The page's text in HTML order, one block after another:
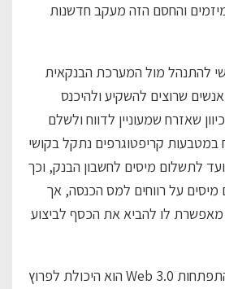
והחסם הזה מעקב חדשנות
להתנהל מול המערכת הבנקאית
שרוצים להשקיע ולהיכנס
שאזרח שמעוניין לדווח ולשלם
במטבעות קריפטוגרפים נתקל בקושי
לתשלום מיסים לחשבון הבנק, וכך
על רווחים למס הכנסה, אך
לו להביא את הכסף לביצוע
אתגרים עיקרי נוסף בהתפתחות Web 3.0 הוא היכולת לפרוץ